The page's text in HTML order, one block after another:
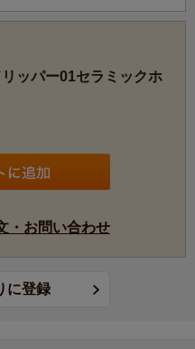
ッパー01セラミックホ
・お問い合わせ